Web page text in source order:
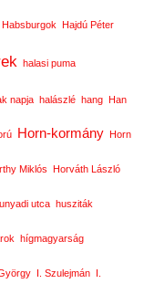
Habsburgok Hajdú Péter
halasi puma
napja halászlé hang Han
Horn-kormány Horn
Miklós Horváth László
utca husziták
hígmagyarság
I. Szulejmán I.